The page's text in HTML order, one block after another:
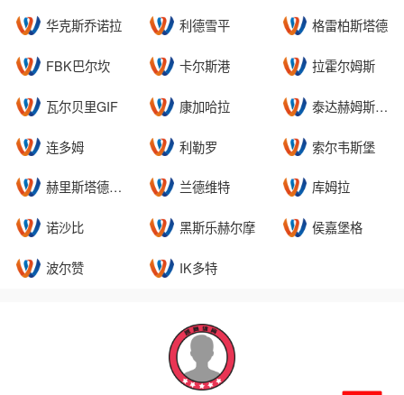
华克斯乔诺拉 利德雪平 格雷柏斯塔德
FBK巴尔坎 卡尔斯港 拉霍尔姆斯
瓦尔贝里GIF 康加哈拉 泰达赫姆斯高尔夫
连多姆 利勒罗 索尔韦斯堡
赫里斯塔德斯AIF 兰德维特 库姆拉
诺沙比 黑斯乐赫尔摩 侯嘉堡格
波尔赞 IK多特